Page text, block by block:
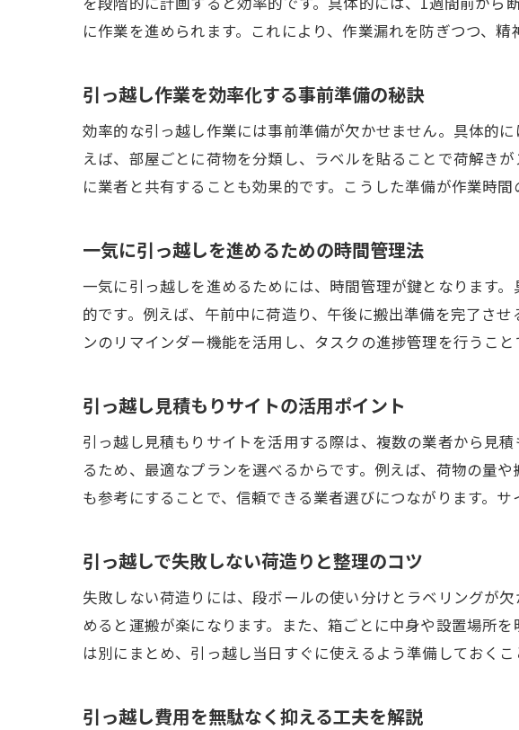
信頼で
引っ越
引っ越し
引っ越し
一気に引っ越
引っ越
引っ越
安心で
精神的負担を
引っ越
引っ越
引っ越し
に作業を進められます。これにより、作業漏れを防ぎつつ、精
引っ越し作業を効率化する事前準備の秘訣
効率的な引っ越し作業には事前準備が欠かせません。具体的
えば、部屋ごとに荷物を分類し、ラベルを貼ることで荷解き
に業者と共有することも効果的です。こうした準備が作業時間
一気に引っ越しを進めるための時間管理法
一気に引っ越しを進めるためには、時間管理が鍵となります
的です。例えば、午前中に荷造り、午後に搬出準備を完了さ
ンのリマインダー機能を活用し、タスクの進捗管理を行うこと
引っ越し見積もりサイトの活用ポイント
引っ越し見積もりサイトを活用する際は、複数の業者から見
るため、最適なプランを選べるからです。例えば、荷物の量
も参考にすることで、信頼できる業者選びにつながります。サ
引っ越しで失敗しない荷造りと整理のコツ
失敗しない荷造りには、段ボールの使い分けとラベリングが
めると運搬が楽になります。また、箱ごとに中身や設置場所
は別にまとめ、引っ越し当日すぐに使えるよう準備しておくこ
引っ越し費用を無駄なく抑える工夫を解説